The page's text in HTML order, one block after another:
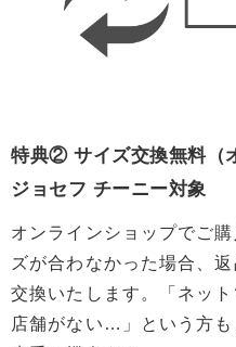
特典② サイズ交換無料（
ジョセフ チーニー対象
オンラインショップでご
ズが合わなかった場合、
交換いたします。「ネッ
店舗がない…」という方